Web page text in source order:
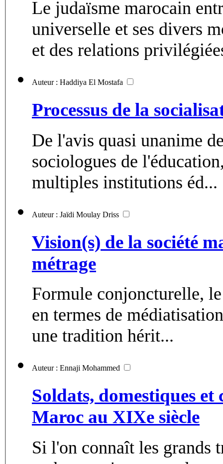
Le judaïsme marocain
universelle et ses divers
et des relations
Auteur : Haddiya El Mostafa
Processus de la
De l'avis quasi unanime
sociologues de
multiples institutions éd...
Auteur : Jaïdi Moulay Driss
Vision(s) de la société
métrage
Formule conjoncturelle,
en termes de
une tradition hérit...
Auteur : Ennaji Mohammed
Soldats, domestiques
Maroc au XIXe siècle
Si l'on connaît les grands